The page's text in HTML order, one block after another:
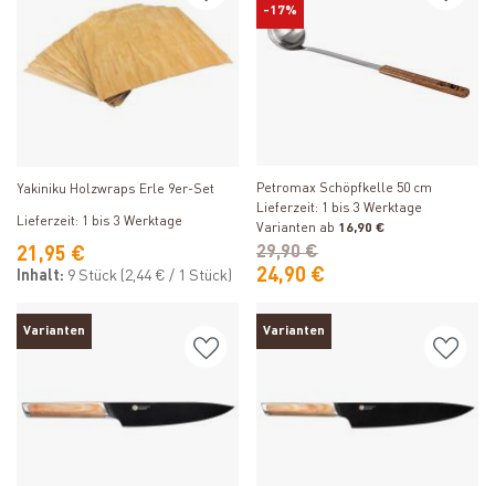
Yakiniku Holzwraps Erle 9er-Set
Lieferzeit: 1 bis 3 Werktage
21,95 €
Inhalt: 9 Stück (2,44 € / 1 Stück)
-17%
Petromax Schöpfkelle 50 cm
Lieferzeit: 1 bis 3 Werktage
Varianten ab 16,90 €
24,90 €
29,90 €
Varianten Varianten